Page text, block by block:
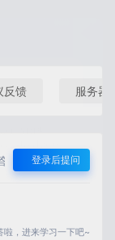
反馈 服务器
悬赏问题
登录后提问
啦，进来学习一下吧~
开发团队，
了